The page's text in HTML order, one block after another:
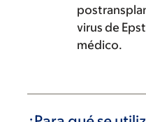
virus de
médico.